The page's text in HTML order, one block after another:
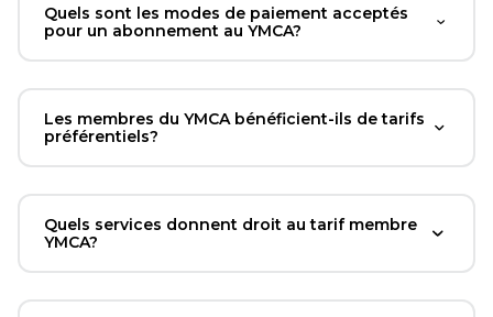
Quels sont les modes de paiement acceptés
pour un abonnement au YMCA?
Les membres du YMCA bénéficient-ils de tarifs
préférentiels?
Quels services donnent droit au tarif membre
YMCA?